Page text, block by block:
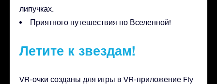
липучках.
Приятного путешествия по Вселенной!
Летите к звездам!
VR-очки созданы для игры в VR-приложение Fly